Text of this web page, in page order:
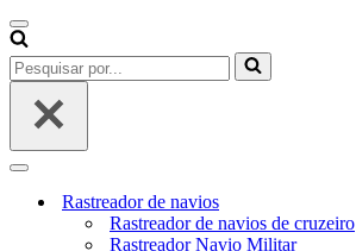
Menu
de
navegação
Pesquisar
por...
Menu
navegaçãoRastreador de navios
Rastreador de navios de cruzeiro
Rastreador Navio Militar